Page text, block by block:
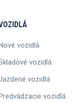
vozidlá
vozidlá
vozidlá
vozidlá